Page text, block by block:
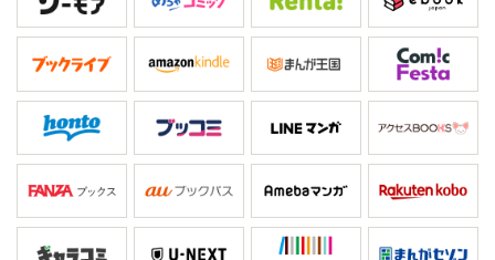
て…」弥生が乳首を舐めながら私の下着の中に手を入れてた…!?
表題作の他、狂おしい程愛し続けた女性…その想いが強くなる
程に私の心は孤独になった。夢の中で何度あなたを抱きしめた
か、犯したか…!?「体中がアレになったみたい こんなに濡れ
て」を同時収録!!